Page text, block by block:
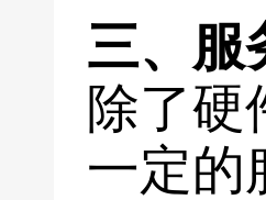
三、服
除了硬
一定的